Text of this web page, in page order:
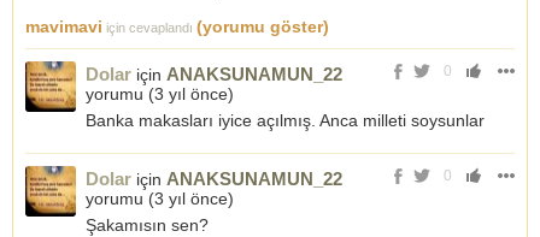
mavimavi için cevaplandı (yorumu göster)
0
Dolar için ANAKSUNAMUN_22
yorumu (3 yıl önce)
Banka makasları iyice açılmış. Anca milleti soysunlar
0
Dolar için ANAKSUNAMUN_22
yorumu (3 yıl önce)
Şakamısın sen?